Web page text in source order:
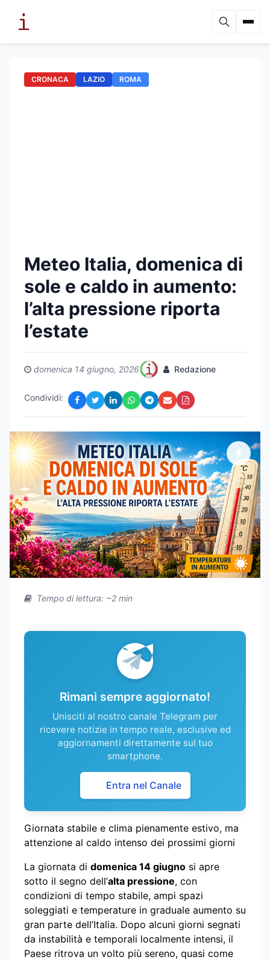
CRONACA LAZIO ROMA
Meteo Italia, domenica di
sole e caldo in aumento:
l’alta pressione riporta
l’estate
domenica 14 giugno, 2026 Redazione
Condividi:
Tempo di lettura: ~2 min
Rimani sempre aggiornato!
Unisciti al nostro canale Telegram per
ricevere notizie in tempo reale, esclusive ed
aggiornamenti direttamente sul tuo
smartphone.
Entra nel Canale
Giornata stabile e clima pienamente estivo, ma
attenzione al caldo intenso dei prossimi giorni
La giornata di domenica 14 giugno si apre
sotto il segno dell’alta pressione, con
condizioni di tempo stabile, ampi spazi
soleggiati e temperature in graduale aumento su
gran parte dell’Italia. Dopo alcuni giorni segnati
da instabilità e temporali localmente intensi, il
Paese ritrova un volto più sereno, quasi come